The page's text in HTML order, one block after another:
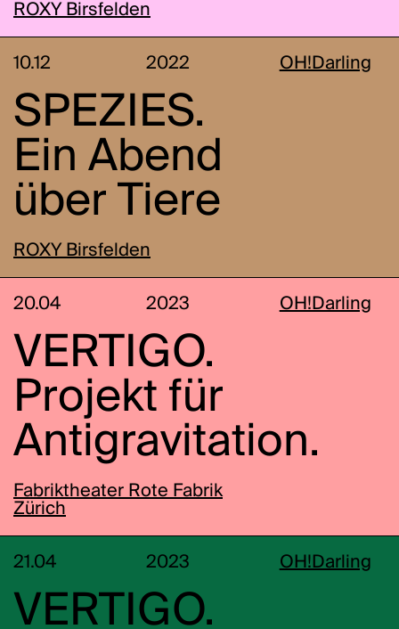
ROXY Birsfelden
10.12 2022 OH!Darling
SPEZIES.
Ein Abend
über Tiere
ROXY Birsfelden
20.04 2023 OH!Darling
VERTIGO.
Projekt für
Antigravitation.
Fabriktheater Rote Fabrik
Zürich
21.04 2023 OH!Darling
VERTIGO.